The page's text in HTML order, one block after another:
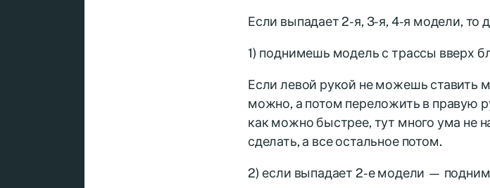
Если выпадает 2-я, 3-я, 4-я модели, то
1) поднимешь модель с трассы вверх
Если левой рукой не можешь ставить
можно, а потом переложить в правую
как можно быстрее, тут много ума не
сделать, а все остальное потом.
2) если выпадает 2-е модели —